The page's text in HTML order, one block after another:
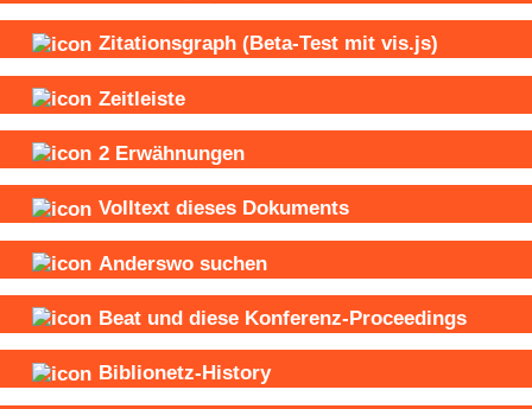
Zitationsgraph (Beta-Test mit vis.js)
Zeitleiste
2 Erwähnungen
Volltext dieses Dokuments
Anderswo suchen
Beat und diese Konferenz-Proceedings
Biblionetz-History